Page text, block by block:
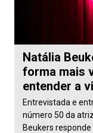
Natália
forma mais
entender a
Entrevistada e
número 50 da
Beukers